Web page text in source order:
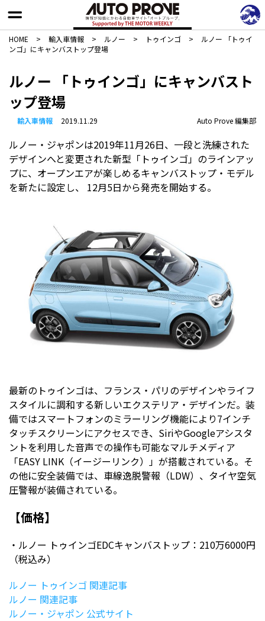
HOME > 輸入車情報 > ルノー > トゥインゴ >
ルノー 「トゥイ
ンゴ」にキャンバストップ登場
ルノー 「トゥインゴ」にキャンバスト
ップ登場
輸入車情報 2019.11.29 Auto Prove 編集部
ルノー・ジャポンは2019年11月26日、一段と洗練された
デザインへと変更された新型「トゥインゴ」のラインアッ
プに、オープンエアが楽しめるキャンバストップ・モデル
を新たに設定し、 12月5日から発売を開始する。
最新のトゥインゴは、フランス・パリのデザインやライフ
スタイルに調和する新しいエクステリア・デザインだ。装
備ではスマートフォンのミラーリング機能により7インチ
タッチスクリーンにアクセスでき、SiriやGoogleアシスタ
ントを利用した音声での操作も可能なマルチメディア
「EASY LINK（イージーリンク）」が搭載されている。そ
の他に安全装備では、車線逸脱警報（LDW）、タイヤ空気
圧警報が装備されている。
【価格】
・ルノー トゥインゴEDCキャンバストップ：210万6000円
（税込み）
ルノー トゥインゴ 関連記事
ルノー 関連記事
ルノー・ジャポン 公式サイト